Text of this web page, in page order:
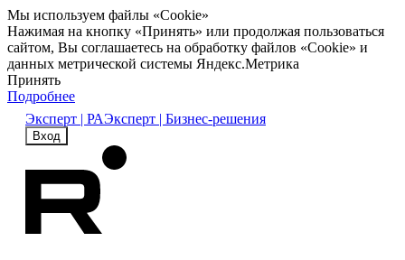
Мы используем файлы «Cookie»
Нажимая на кнопку «Принять» или продолжая пользоваться
сайтом, Вы соглашаетесь на обработку файлов «Cookie» и
данных метрической системы Яндекс.Метрика
Принять
Подробнее
Эксперт | РАЭксперт | Бизнес-решения
Вход